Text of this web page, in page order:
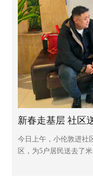
新春走基层 社区
今日上午，小伦敦进社
区，为5户居民送去了